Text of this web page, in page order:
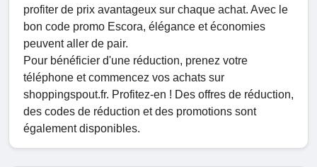
profiter de prix avantageux sur chaque achat. Avec le
bon code promo Escora, élégance et économies
peuvent aller de pair.
Pour bénéficier d'une réduction, prenez votre
téléphone et commencez vos achats sur
shoppingspout.fr. Profitez-en ! Des offres de réduction,
des codes de réduction et des promotions sont
également disponibles.